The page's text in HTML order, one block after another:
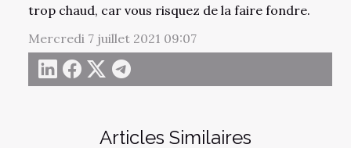
Articles Similaires
trop chaud, car vous risquez de la faire fondre.
Mercredi 7 juillet 2021 09:07